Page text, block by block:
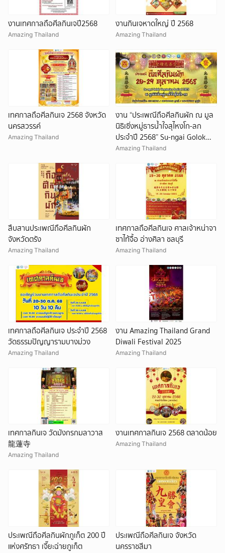
งานเทศกาลถือศีลกินเจปี2568
Amazing Thailand
งานกินเจหาดใหญ่ ปี 2568
Amazing Thailand
เทศกาลถือศีลกินเจ 2568 จังหวัด
นครสวรรค์
Amazing Thailand
งาน “ประเพณีถือศีลกินผัก ณ มูล
นิธิเซิ่งหมู่ธารน้ำใจสุไหงโก-ลก
ประจำปี 2568” Su-ngai Golok
Vegetarian Festival 2025
Amazing Thailand
สืบสานประเพณีถือศีลกินผัก
จังหวัดตรัง
Amazing Thailand
เทศกาลถือศีลกินเจ ศาลเจ้าหน่าจา
ซาไท้จื้อ อ่างศิลา ชลบุรี
Amazing Thailand
เทศกาลถือศีลกินเจ ประจำปี 2568
วัดธรรมปัญญารามบางม่วง
Amazing Thailand
งาน Amazing Thailand Grand
Diwali Festival 2025
Amazing Thailand
เทศกาลกินเจ วัดมังกรกมลาวาส
龍蓮寺
Amazing Thailand
งานเทศกาลกินเจ 2568 ตลาดน้อย
Amazing Thailand
ประเพณีถือศีลกินผักภูเก็ต 200 ปี
แห่งศรัทธา เจี๊ยะฉ่ายภูเก็ต
ประเพณีถือศีลกินเจ จังหวัด
นครราชสีมา